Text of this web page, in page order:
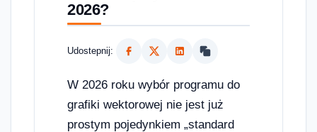
2026?
Udostepnij:
W 2026 roku wybór programu do
grafiki wektorowej nie jest już
prostym pojedynkiem „standard